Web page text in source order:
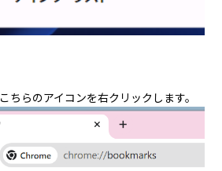
こちらのアイコンを右クリックします。